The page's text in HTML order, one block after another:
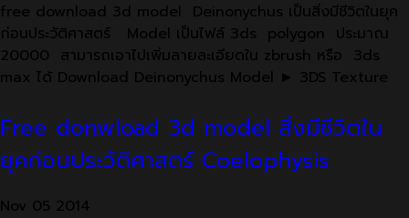
free download 3d model Deinonychus เป็นสิ่งมีชีวิตในยุค
ก่อนประวัติศาสตร์ Model เป็นไฟล์ 3ds polygon ประมาณ
20000 สามารถเอาไปเพิ่มลายละเอียดใน zbrush หรือ 3ds
max ได้ Download Deinonychus Model ► 3DS Texture
Free donwload 3d model สิ่งมีชีวิตใน
ยุคก่อนประวัติศาสตร์ Coelophysis
Nov 05 2014